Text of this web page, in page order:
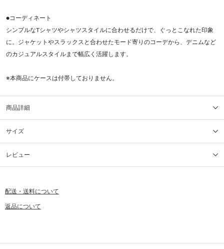
●コーディネート
シンプルなTシャツやシャツスタイルに合わせるだけで、ぐっとこなれた印象
に。ジャケットやスラックスと合わせたモード寄りのコーデから、デニムなど
のカジュアルスタイルまで幅広く活躍します。
※本商品にケースは付帯しておりません。
商品詳細
サイズ
レビュー
配送・送料について
返品について